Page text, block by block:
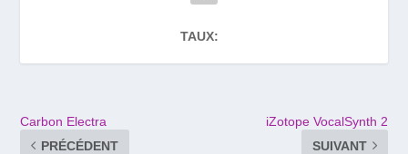
TAUX:
Carbon Electra
PRÉCÉDENT
iZotope VocalSynth 2
SUIVANT